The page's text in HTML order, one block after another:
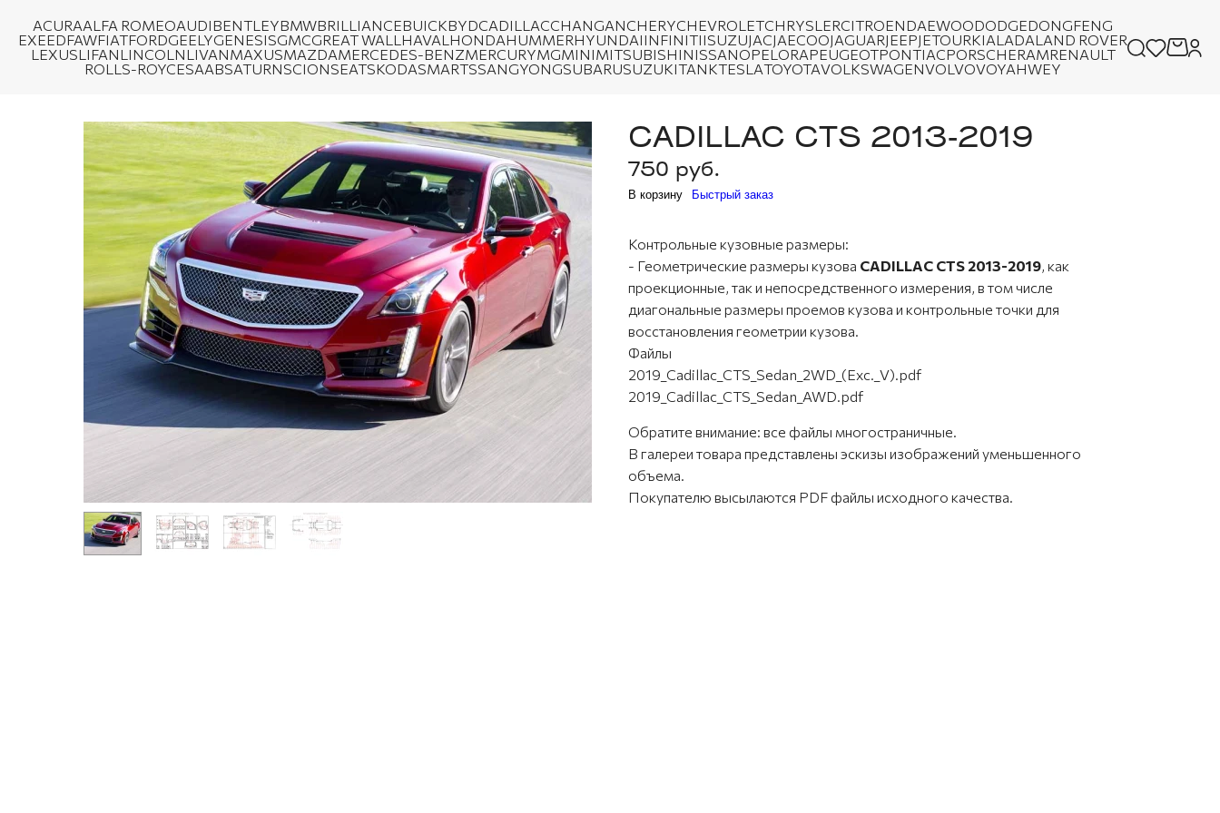
ACURAALFA ROMEOAUDIBENTLEYBMWBRILLIANCEBUICKBYDCADILLACCHANGANCHERYCHEVROLETCHRYSLERCITROENDAEWOODODGEDONGFENG
EXEEDFAWFIATFORDGEELYGENESISGMCGREAT WALL HAVAL HONDAHUMMERHYUNDAIINFINITIISUZUJACJAECOOJAGUARJEEPJETOURKIALADALAND ROVER
LEXUSLIFANLINCOLNLIVANMAXUSMAZDAMERCEDES-BENZMERCURYMGMINIMITSUBISHINISSANOPEL ORAPEUGEOTPONTIACPORSCHERAMRENAULT
ROLLS-ROYCESAABSATURNSCIONSEATSKODASMARTSSANGYONGSUBARUSUZUKITANKTESLATOYOTAVOLKSWAGENVOLVOVOYAHWEY
CADILLAC CTS 2013-2019
750 руб.
В корзину Быстрый заказ
Контрольные кузовные размеры:
- Геометрические размеры кузова CADILLAC CTS 2013-2019, как
проекционные, так и непосредственного измерения, в том числе
диагональные размеры проемов кузова и контрольные точки для
восстановления геометрии кузова.
Файлы
2019_Cadillac_CTS_Sedan_2WD_(Exc._V).pdf
2019_Cadillac_CTS_Sedan_AWD.pdf
Обратите внимание: все файлы многостраничные.
В галереи товара представлены эскизы изображений уменьшенного
объема.
Покупателю высылаются PDF файлы исходного качества.